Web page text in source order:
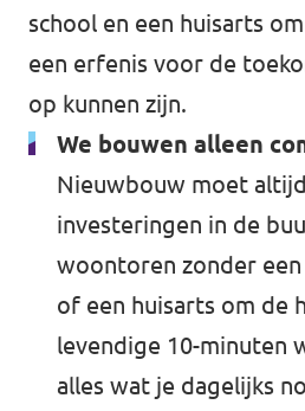
school en een huisarts
een erfenis voor de
op kunnen zijn.
We bouwen alleen
Nieuwbouw moet
investeringen in de
woontoren zonder
of een huisarts om de
levendige 10-minuten
alles wat je dagelijks